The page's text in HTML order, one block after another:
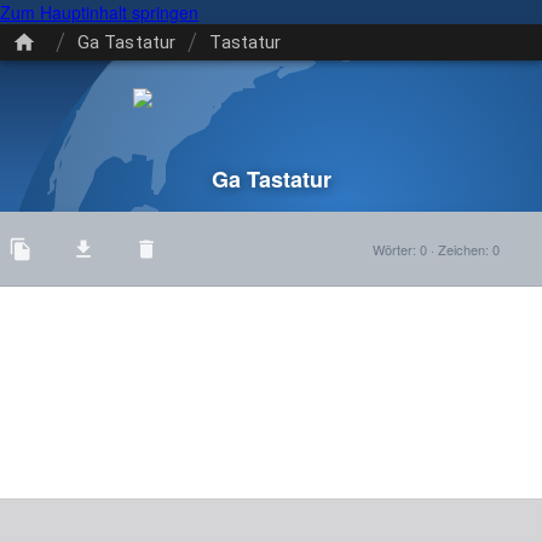
Zum Hauptinhalt springen
/ Ga Tastatur / Tastatur
Ga Tastatur
Wörter: 0 · Zeichen: 0